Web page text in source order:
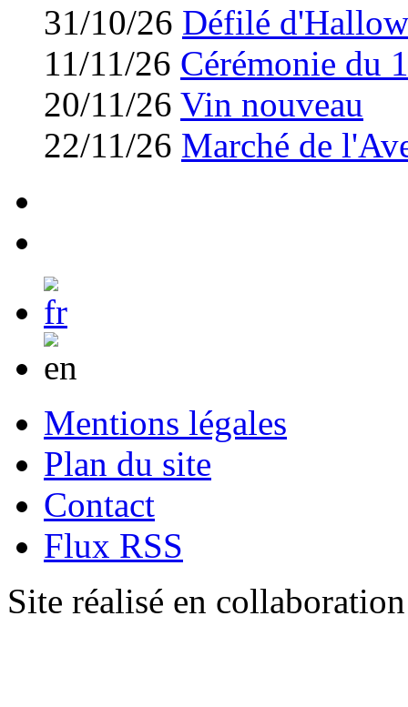
31/10/26 Défilé
11/11/26 Cérémonie du
20/11/26 Vin nouveau
22/11/26 Marché de
Mentions légales
Plan du site
Contact
Flux RSS
Site réalisé en